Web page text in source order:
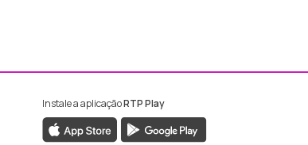
RTP Madeira
da RTP Madeira
Instale a aplicaçãoRTP Play